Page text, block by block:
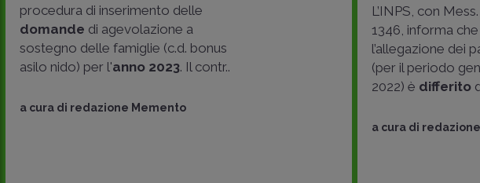
SU
procedura di inserimento delle
domande di agevolazione a
sostegno delle famiglie (c.d. bonus
asilo nido) per l'anno 2023. Il contr..
a cura di redazione Memento
L’INPS, con
1346, informa
l’allegazione dei
(per il periodo
2022) è differito
a cura di